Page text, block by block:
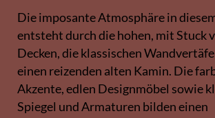
Die imposante Atmosphäre in
entsteht durch die hohen, mit Stuck
Decken, die klassischen
einen reizenden alten Kamin. Die
Akzente, edlen Designmöbel sowie
Spiegel und Armaturen bilden einen